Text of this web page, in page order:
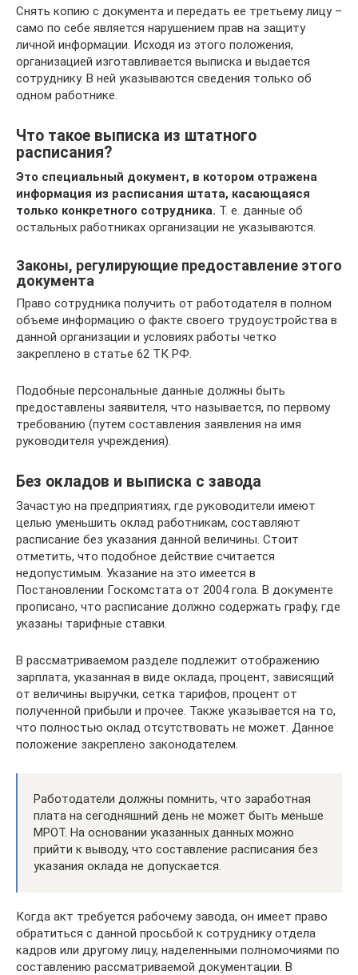
Снять копию с документа и передать ее третьему лицу –
само по себе является нарушением прав на защиту
личной информации. Исходя из этого положения,
организацией изготавливается выписка и выдается
сотруднику. В ней указываются сведения только об
одном работнике.
Что такое выписка из штатного
расписания?
Это специальный документ, в котором отражена
информация из расписания штата, касающаяся
только конкретного сотрудника. Т. е. данные об
остальных работниках организации не указываются.
Законы, регулирующие предоставление этого
документа
Право сотрудника получить от работодателя в полном
объеме информацию о факте своего трудоустройства в
данной организации и условиях работы четко
закреплено в статье 62 ТК РФ.
Подобные персональные данные должны быть
предоставлены заявителя, что называется, по первому
требованию (путем составления заявления на имя
руководителя учреждения).
Без окладов и выписка с завода
Зачастую на предприятиях, где руководители имеют
целью уменьшить оклад работникам, составляют
расписание без указания данной величины. Стоит
отметить, что подобное действие считается
недопустимым. Указание на это имеется в
Постановлении Госкомстата от 2004 гола. В документе
прописано, что расписание должно содержать графу, где
указаны тарифные ставки.
В рассматриваемом разделе подлежит отображению
зарплата, указанная в виде оклада, процент, зависящий
от величины выручки, сетка тарифов, процент от
полученной прибыли и прочее. Также указывается на то,
что полностью оклад отсутствовать не может. Данное
положение закреплено законодателем.
Работодатели должны помнить, что заработная
плата на сегодняшний день не может быть меньше
МРОТ. На основании указанных данных можно
прийти к выводу, что составление расписания без
указания оклада не допускается.
Когда акт требуется рабочему завода, он имеет право
обратиться с данной просьбой к сотруднику отдела
кадров или другому лицу, наделенными полномочиями по
составлению рассматриваемой документации. В